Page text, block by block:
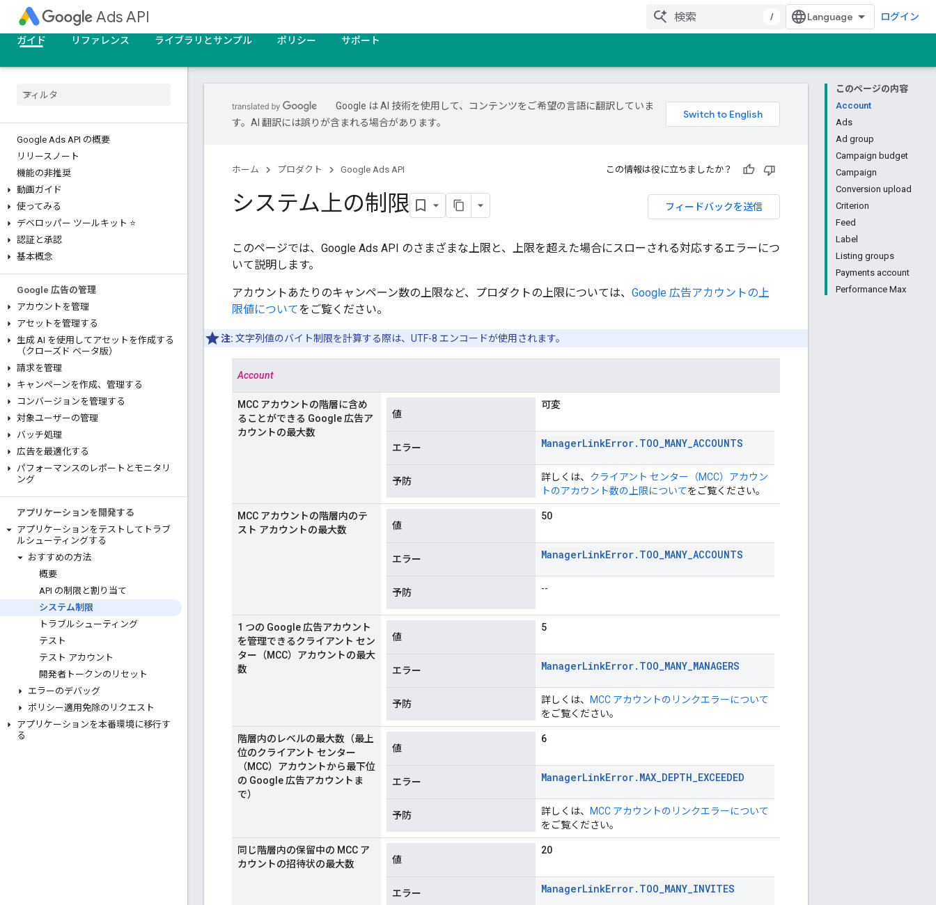
Ads API / ログイン
ガイド リファレンス ライブラリとサンプル ポリシー サポート
Google Ads API の概要
リリースノート
機能の非推奨
動画ガイド
使ってみる
デベロッパー ツールキット ⭐
認証と承認
基本概念
Google 広告の管理
アカウントを管理
アセットを管理する
生成 AI を使用してアセットを作成する
（クローズド ベータ版）
請求を管理
キャンペーンを作成、管理する
コンバージョンを管理する
対象ユーザーの管理
バッチ処理
広告を最適化する
パフォーマンスのレポートとモニタリ
ング
アプリケーションを開発する
アプリケーションをテストしてトラブ
ルシューティングする
おすすめの方法
概要
API の制限と割り当て
システム制限
トラブルシューティング
テスト
テスト アカウント
開発者トークンのリセット
エラーのデバッグ
ポリシー適用免除のリクエスト
アプリケーションを本番環境に移行す
る
このページの内容
Account
Ads
Ad group
Campaign budget
Campaign
Conversion upload
Criterion
Feed
Label
Listing groups
Payments account
Performance Max
Google は AI 技術を使用して、コンテンツをご希望の言語に翻訳していま
す。AI 翻訳には誤りが含まれる場合があります。
ホーム プロダクト Google Ads API この情報は役に立ちましたか？
フィードバックを送信
システム上の制限
このページでは、Google Ads API のさまざまな上限と、上限を超えた場合にスローされる対応するエラーにつ
いて説明します。
アカウントあたりのキャンペーン数の上限など、プロダクトの上限については、 Google 広告アカウントの上
限値についてをご覧ください。
注: 文字列値のバイト制限を計算する際は、UTF-8 エンコードが使用されます。
Account
MCC アカウントの階層に含め
ることができる Google 広告ア
カウントの最大数
値
可変
エラー ManagerLinkError. TOO_MANY_ACCOUNTS
予防 詳しくは、 クライアント センター（MCC）アカウン
トのアカウント数の上限についてをご覧ください。
MCC アカウントの階層内のテ
スト アカウントの最大数
値
50
エラー ManagerLinkError. TOO_MANY_ACCOUNTS
予防 --
1 つの Google 広告アカウント
を管理できるクライアント セン
ター（MCC）アカウントの最大
数
値
5
エラー ManagerLinkError. TOO_MANY_MANAGERS
予防 詳しくは、
MCC アカウントのリンクエラーについて
をご覧ください。
階層内のレベルの最大数（最上
位のクライアント センター
（MCC）アカウントから最下位
の Google 広告アカウントま
で）
値
6
エラー ManagerLinkError. MAX_DEPTH_EXCEEDED
予防 詳しくは、
MCC アカウントのリンクエラーについて
をご覧ください。
同じ階層内の保留中の MCC ア
カウントの招待状の最大数
値
20
エラー ManagerLinkError. TOO_MANY_INVITES